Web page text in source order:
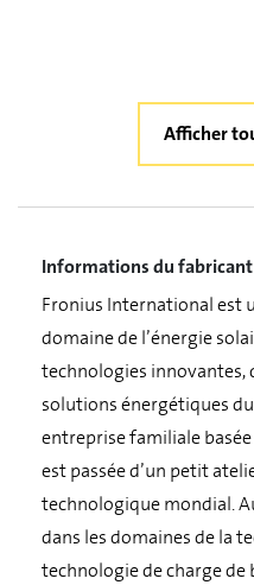
Afficher
Informations du fabricant
Fronius International est
domaine de l’énergie
technologies innovantes,
solutions énergétiques
entreprise familiale
est passée d’un petit
technologique mondial.
dans les domaines de la
technologie de charge de